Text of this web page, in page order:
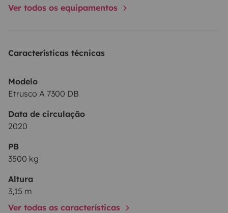
Ver todos os equipamentos
Características técnicas
Modelo
Etrusco A 7300 DB
Data de circulação
2020
PB
3500 kg
Altura
3,15 m
Ver todas as características